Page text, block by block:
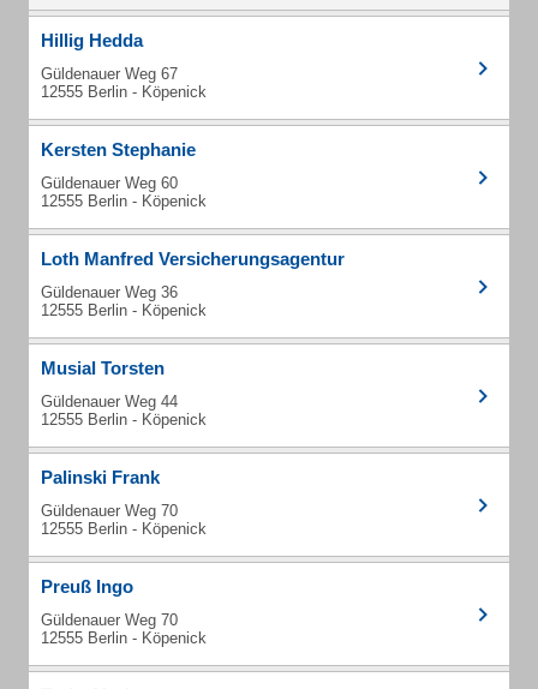
Hillig Hedda
Güldenauer Weg 67
12555 Berlin - Köpenick
Kersten Stephanie
Güldenauer Weg 60
12555 Berlin - Köpenick
Loth Manfred Versicherungsagentur
Güldenauer Weg 36
12555 Berlin - Köpenick
Musial Torsten
Güldenauer Weg 44
12555 Berlin - Köpenick
Palinski Frank
Güldenauer Weg 70
12555 Berlin - Köpenick
Preuß Ingo
Güldenauer Weg 70
12555 Berlin - Köpenick